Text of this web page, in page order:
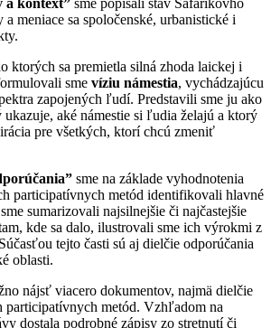
meniace sa spoločenské, urbanistické i
ktorých sa premietla silná zhoda laickej i
sme víziu námestia, vychádzajúcu
zapojených ľudí. Predstavili sme ju ako
aké námestie si ľudia želajú a ktorý
pre všetkých, ktorí chcú zmeniť
sme na základe vyhodnotenia
participatívnych metód identifikovali hlavné
sumarizovali najsilnejšie či najčastejšie
kde sa dalo, ilustrovali sme ich výrokmi z
tejto časti sú aj dielčie odporúčania
oblasti.
nájsť viacero dokumentov, najmä dielčie
participatívnych metód. Vzhľadom na
dostala podrobné zápisy zo stretnutí či